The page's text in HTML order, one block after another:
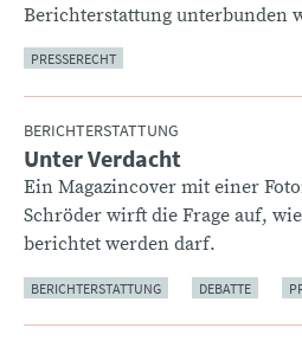
Berichterstattung unterbunden
PRESSERECHT
BERICHTERSTATTUNG
:Unter Verdacht
Ein Magazincover mit einer
Schröder wirft die Frage auf,
berichtet werden darf.
BERICHTERSTATTUNG DEBATTE